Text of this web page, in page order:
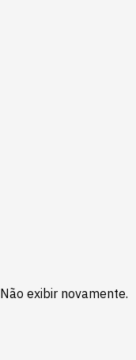
Não exibir novamente.